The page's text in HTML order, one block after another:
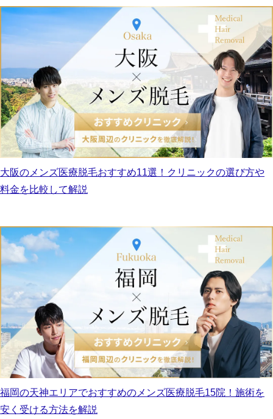
大阪のメンズ医療脱毛おすすめ11選！クリニックの選び方や
料金を比較して解説
福岡の天神エリアでおすすめのメンズ医療脱毛15院！施術を
安く受ける方法を解説